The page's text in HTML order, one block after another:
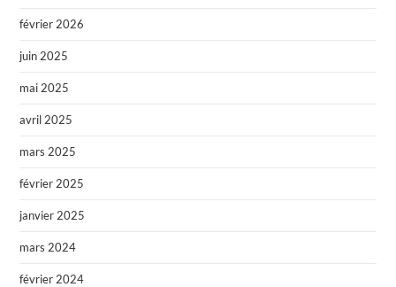
février 2026
juin 2025
mai 2025
avril 2025
mars 2025
février 2025
janvier 2025
mars 2024
février 2024